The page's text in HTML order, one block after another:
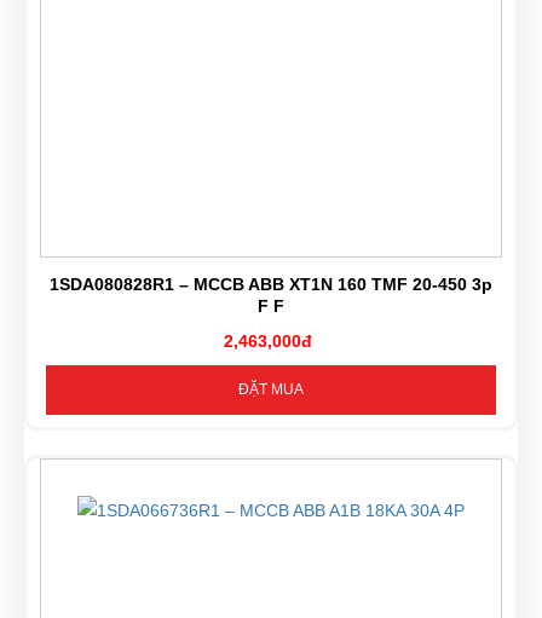
1SDA080828R1 – MCCB ABB XT1N 160 TMF 20-450 3p
F F
2,463,000đ
ĐẶT MUA